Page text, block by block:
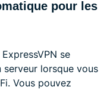
pour les
se
lorsque vous
Vous pouvez